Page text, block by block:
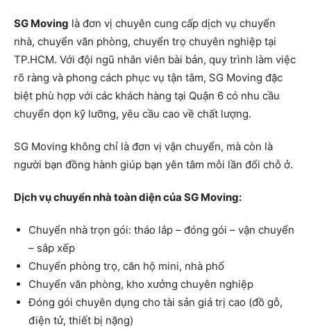
SG Moving là đơn vị chuyên cung cấp dịch vụ chuyển
nhà, chuyển văn phòng, chuyển trọ chuyên nghiệp tại
TP.HCM. Với đội ngũ nhân viên bài bản, quy trình làm việc
rõ ràng và phong cách phục vụ tận tâm, SG Moving đặc
biệt phù hợp với các khách hàng tại Quận 6 có nhu cầu
chuyển dọn kỹ lưỡng, yêu cầu cao về chất lượng.
SG Moving không chỉ là đơn vị vận chuyển, mà còn là
người bạn đồng hành giúp bạn yên tâm mỗi lần đổi chỗ ở.
Dịch vụ chuyển nhà toàn diện của SG Moving:
Chuyển nhà trọn gói: tháo lắp – đóng gói – vận chuyển
– sắp xếp
Chuyển phòng trọ, căn hộ mini, nhà phố
Chuyển văn phòng, kho xưởng chuyên nghiệp
Đóng gói chuyên dụng cho tài sản giá trị cao (đồ gỗ,
điện tử, thiết bị nặng)